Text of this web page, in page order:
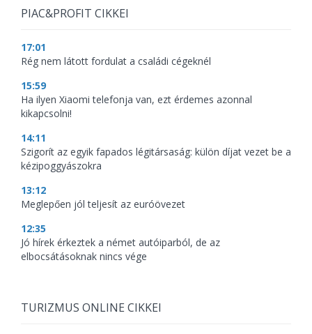
PIAC&PROFIT CIKKEI
17:01
Rég nem látott fordulat a családi cégeknél
15:59
Ha ilyen Xiaomi telefonja van, ezt érdemes azonnal
kikapcsolni!
14:11
Szigorít az egyik fapados légitársaság: külön díjat vezet be a
kézipoggyászokra
13:12
Meglepően jól teljesít az euróövezet
12:35
Jó hírek érkeztek a német autóiparból, de az
elbocsátásoknak nincs vége
TURIZMUS ONLINE CIKKEI